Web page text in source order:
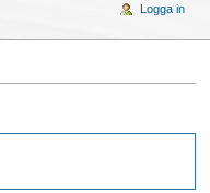
Logga in